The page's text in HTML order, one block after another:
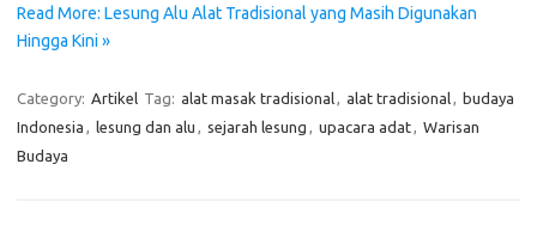
Read More: Lesung Alu Alat Tradisional yang Masih Digunakan
Hingga Kini »
Category: Artikel Tag: alat masak tradisional, alat tradisional, budaya
Indonesia , lesung dan alu , sejarah lesung , upacara adat, Warisan
Budaya